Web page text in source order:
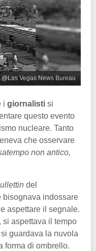
Vegas News Bureau
i giornalisti si
questo evento
nucleare. Tanto
che osservare
non antico,
del
bisognava indossare
aspettare il segnale.
si aspettava il tempo
guardava la nuvola
forma di ombrello.